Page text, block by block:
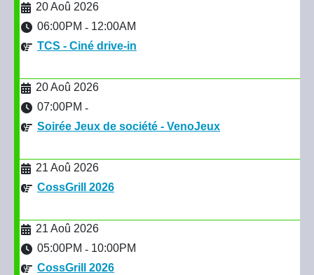
20 Aoû 2026
06:00PM - 12:00AM
TCS - Ciné drive-in
20 Aoû 2026
07:00PM -
Soirée Jeux de société - VenoJeux
21 Aoû 2026
CossGrill 2026
21 Aoû 2026
05:00PM - 10:00PM
CossGrill 2026